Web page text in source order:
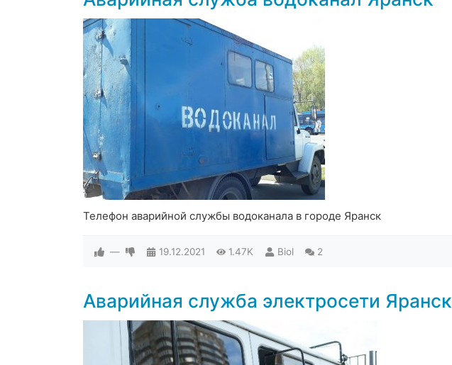
Телефон аварийной службы водоканала в городе Яранск
— 19.12.2021 1.47K Biol 2
Аварийная служба электросети Яранск